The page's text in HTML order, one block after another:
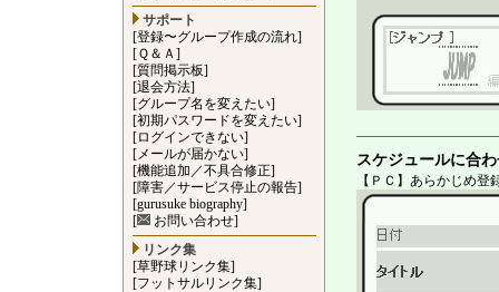
サポート
[登録〜グループ作成の流れ]
[Ｑ＆Ａ]
[質問掲示板]
[退会方法]
[グループ名を変えたい]
[初期パスワードを変えたい]
[ログインできない]
[メールが届かない]
[機能追加／不具合修正]
[障害／サービス停止の報告]
[gurusuke biography]
[
お問い合わせ]
リンク集
[草野球リンク集]
[フットサルリンク集]
スケジュールに合
【ＰＣ】あらかじめ